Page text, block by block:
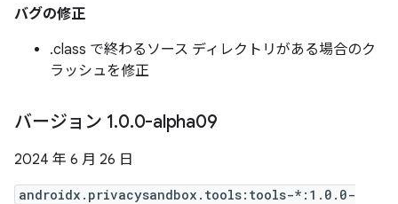
バグの修正
.class で終わるソース ディレクトリがある場合のク
ラッシュを修正
バージョン 1.0.0-alpha09
2024 年 6 月 26 日
androidx.privacysandbox.tools:tools-*:1.0.0-